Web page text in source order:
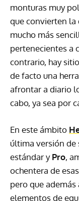
monturas muy
que convierten
mucho más
pertenecientes a
contrario, hay
de facto una
afrontar a diario
cabo, ya sea por
En este ámbito
última versión de
estándar yPro,
ochentera de
pero que
elementos de